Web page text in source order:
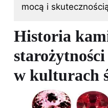
mocą i
Historia
starożytności
w kulturach